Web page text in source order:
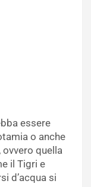
essere
o anche
quella
il Tigri e
d’acqua si